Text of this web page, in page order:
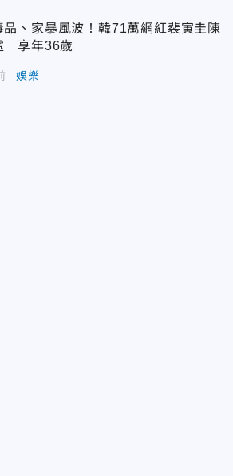
品、家暴風波！韓71萬網紅裴寅圭陳
享年36歲
娛樂